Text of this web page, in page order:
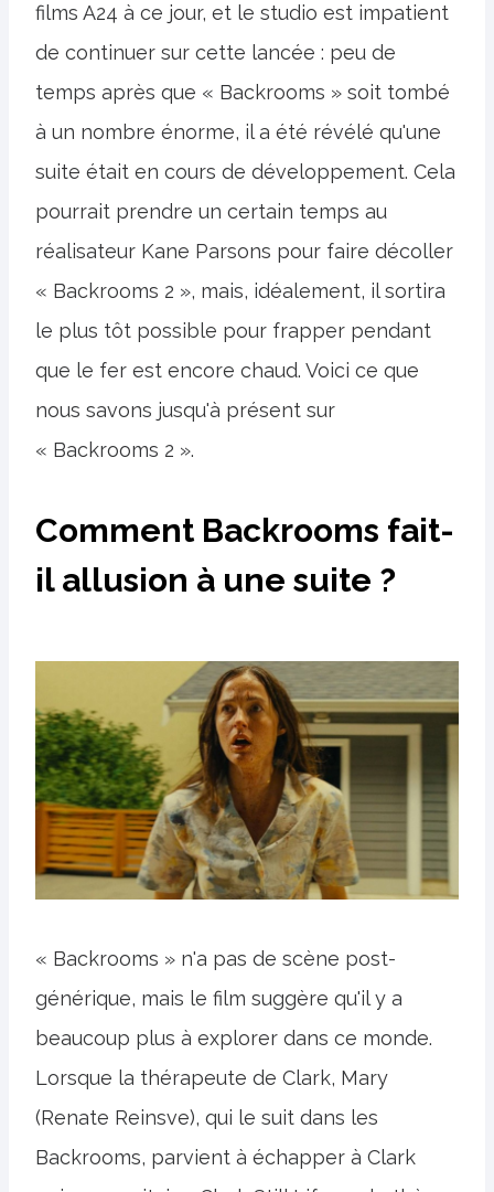
films A24 à ce jour, et le studio est impatient
de continuer sur cette lancée : peu de
temps après que « Backrooms » soit tombé
à un nombre énorme, il a été révélé qu'une
suite était en cours de développement. Cela
pourrait prendre un certain temps au
réalisateur Kane Parsons pour faire décoller
« Backrooms 2 », mais, idéalement, il sortira
le plus tôt possible pour frapper pendant
que le fer est encore chaud. Voici ce que
nous savons jusqu'à présent sur
« Backrooms 2 ».
Comment Backrooms fait-
il allusion à une suite ?
« Backrooms » n'a pas de scène post-
générique, mais le film suggère qu'il y a
beaucoup plus à explorer dans ce monde.
Lorsque la thérapeute de Clark, Mary
(Renate Reinsve), qui le suit dans les
Backrooms, parvient à échapper à Clark